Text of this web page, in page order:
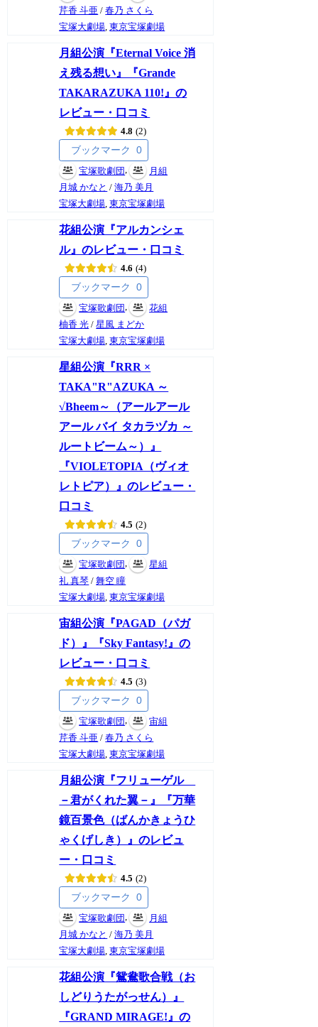
芹香 斗亜 /春乃 さくら
宝塚大劇場 ,東京宝塚劇場
月組公演『Eternal Voice 消
え残る想い』『Grande
TAKARAZUKA 110!』の
レビュー・口コミ
4.8 2
ブックマーク 0
宝塚歌劇団 ,
月組
月城 かなと /海乃 美月
宝塚大劇場 ,東京宝塚劇場
花組公演『アルカンシェ
ル』のレビュー・口コミ
4.6 4
ブックマーク 0
宝塚歌劇団 ,
花組
柚香 光 /星風 まどか
宝塚大劇場 ,東京宝塚劇場
星組公演『RRR ×
TAKA"R"AZUKA ～
√Bheem～（アールアール
アール バイ タカラヅカ ～
ルートビーム～）』
『VIOLETOPIA（ヴィオ
レトピア）』のレビュー・
口コミ
4.5 2
ブックマーク 0
宝塚歌劇団 ,
星組
礼 真琴 /舞空 瞳
宝塚大劇場 ,東京宝塚劇場
宙組公演『PAGAD（パガ
ド）』『Sky Fantasy!』の
レビュー・口コミ
4.5 3
ブックマーク 0
宝塚歌劇団 ,
宙組
芹香 斗亜 /春乃 さくら
宝塚大劇場 ,東京宝塚劇場
月組公演『フリューゲル
－君がくれた翼－』『万華
鏡百景色（ばんかきょうひ
ゃくげしき）』のレビュ
ー・口コミ
4.5 2
ブックマーク 0
宝塚歌劇団 ,
月組
月城 かなと /海乃 美月
宝塚大劇場 ,東京宝塚劇場
花組公演『鴛鴦歌合戦（お
しどりうたがっせん）』
『GRAND MIRAGE!』の